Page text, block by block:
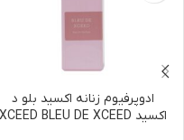
ادوپرفیوم زنانه اکسید بلو د
اکسید XCEED BLEU DE XCEED